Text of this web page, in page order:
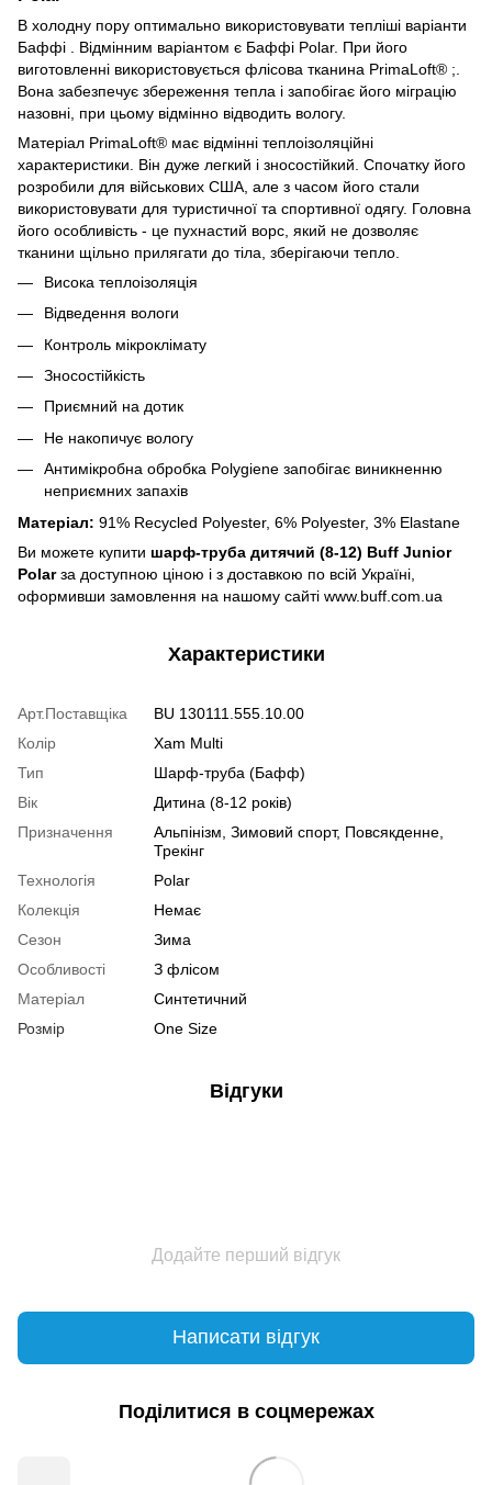
В холодну пору оптимально використовувати тепліші варіанти
Баффі . Відмінним варіантом є Баффі Polar. При його
виготовленні використовується флісова тканина PrimaLoft® ;.
Вона забезпечує збереження тепла і запобігає його міграцію
назовні, при цьому відмінно відводить вологу.
Матеріал PrimaLoft® має відмінні теплоізоляційні
характеристики. Він дуже легкий і зносостійкий. Спочатку його
розробили для військових США, але з часом його стали
використовувати для туристичної та спортивної одягу. Головна
його особливість - це пухнастий ворс, який не дозволяє
тканини щільно прилягати до тіла, зберігаючи тепло.
Висока теплоізоляція
Відведення вологи
Контроль мікроклімату
Зносостійкість
Приємний на дотик
Не накопичує вологу
Антимікробна обробка Polygiene запобігає виникненню
неприємних запахів
Матеріал: 91% Recycled Polyester, 6% Polyester, 3% Elastane
Ви можете купити шарф-труба дитячий (8-12) Buff Junior
Polarза доступною ціною і з доставкою по всій Україні,
оформивши замовлення на нашому сайті www.buff.com.ua
Характеристики
Арт.Поставщіка
BU 130111.555.10.00
Колір
Xam Multi
Тип
Шарф-труба (Бафф)
Вік
Дитина (8-12 років)
Призначення
Альпінізм, Зимовий спорт, Повсякденне,
Трекінг
Технологія
Polar
Колекція
Немає
Сезон
Зима
Особливості
З флісом
Матеріал
Синтетичний
Розмір
One Size
Відгуки
Додайте перший відгук
Написати відгук
Поділитися в соцмережах